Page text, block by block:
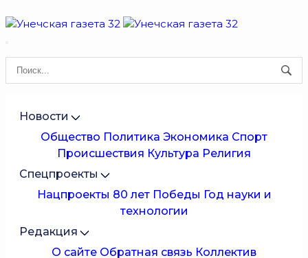
Новости
Общество Политика Экономика Спорт
Происшествия Культура Религия
Спецпроекты
Нацпроекты 80 лет Победы Год науки и
технологии
Редакция
О сайте Обратная связь Коллектив